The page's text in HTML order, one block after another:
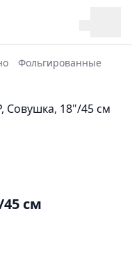
Фольгированные
см